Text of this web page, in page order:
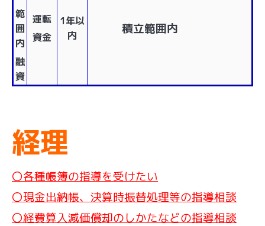
範
囲
内
融
資
運転
資金
1年以
内
積立範囲内
経理
〇各種帳簿の指導を受けたい
〇現金出納帳、決算時振替処理等の指導相談
〇経費算入減価償却のしかたなどの指導相談